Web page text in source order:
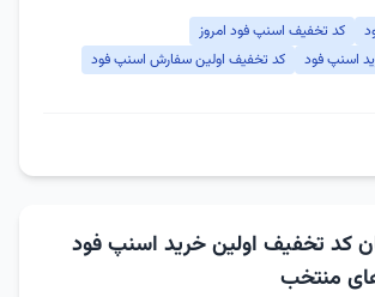
کد تخفیف اسنپ فود امروز
اسنپ فود
کد تخفیف اولین سفارش اسنپ فود
کد تخفیف اولین خرید اسنپ فود
منتخب